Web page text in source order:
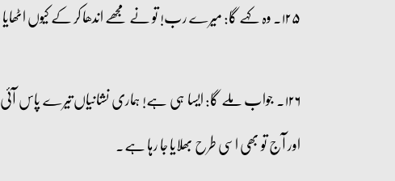
۱۲۵۔ وہ کہے گا: میرے رب! تو نے مجھے اندھا کر کے کیوں اٹھایا حالانکہ میں تو بینا تھا؟
۱۲۶۔ جواب ملے گا: ایسا ہی ہے! ہماری نشانیاں تیرے پاس
اور آج تو بھی اسی طرح بھلایا جا رہا ہے۔